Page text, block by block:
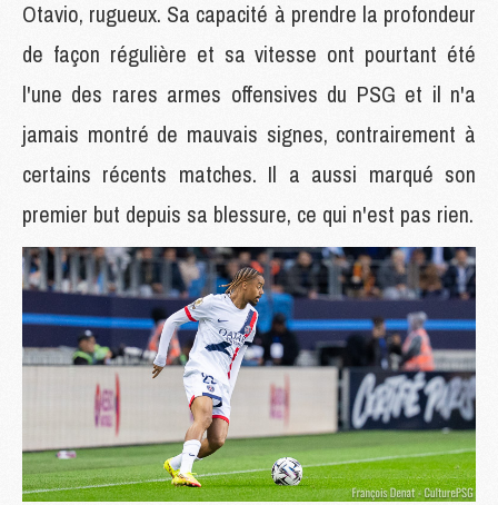
Otavio, rugueux. Sa capacité à prendre la profondeur
de façon régulière et sa vitesse ont pourtant été
l'une des rares armes offensives du PSG et il n'a
jamais montré de mauvais signes, contrairement à
certains récents matches. Il a aussi marqué son
premier but depuis sa blessure, ce qui n'est pas rien.